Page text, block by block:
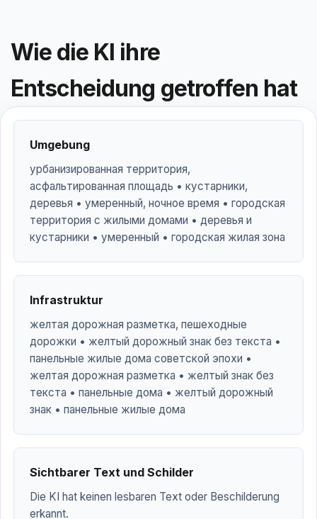
Wie die KI ihre
Entscheidung getroffen hat
Umgebung
урбанизированная территория,
асфальтированная площадь • кустарники,
деревья • умеренный, ночное время • городская
территория с жилыми домами • деревья и
кустарники • умеренный • городская жилая зона
Infrastruktur
желтая дорожная разметка, пешеходные
дорожки • желтый дорожный знак без текста •
панельные жилые дома советской эпохи •
желтая дорожная разметка • желтый знак без
текста • панельные дома • желтый дорожный
знак • панельные жилые дома
Sichtbarer Text und Schilder
Die KI hat keinen lesbaren Text oder Beschilderung
erkannt.